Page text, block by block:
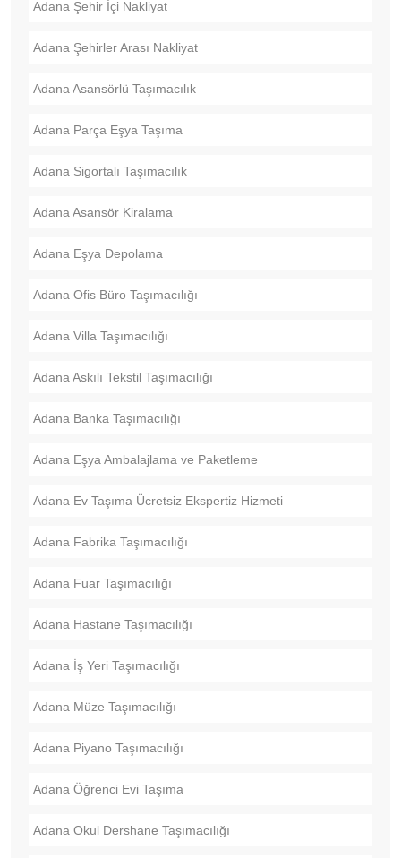
Adana Şehir İçi Nakliyat
Adana Şehirler Arası Nakliyat
Adana Asansörlü Taşımacılık
Adana Parça Eşya Taşıma
Adana Sigortalı Taşımacılık
Adana Asansör Kiralama
Adana Eşya Depolama
Adana Ofis Büro Taşımacılığı
Adana Villa Taşımacılığı
Adana Askılı Tekstil Taşımacılığı
Adana Banka Taşımacılığı
Adana Eşya Ambalajlama ve Paketleme
Adana Ev Taşıma Ücretsiz Ekspertiz Hizmeti
Adana Fabrika Taşımacılığı
Adana Fuar Taşımacılığı
Adana Hastane Taşımacılığı
Adana İş Yeri Taşımacılığı
Adana Müze Taşımacılığı
Adana Piyano Taşımacılığı
Adana Öğrenci Evi Taşıma
Adana Okul Dershane Taşımacılığı